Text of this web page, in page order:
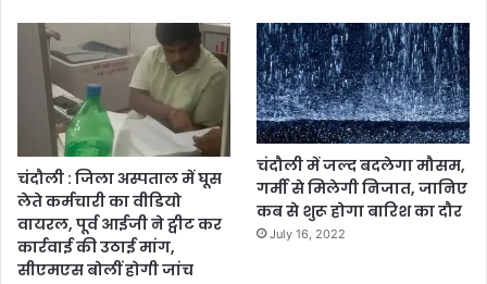
चंदौली : जिला अस्पताल में घूस
लेते कर्मचारी का वीडियो
वायरल, पूर्व आईजी ने ट्वीट कर
कार्रवाई की उठाई मांग,
सीएमएस बोलीं होगी जांच
चंदौली में जल्द बदलेगा मौसम,
गर्मी से मिलेगी निजात, जानिए
कब से शुरू होगा बारिश का दौर
July 16, 2022